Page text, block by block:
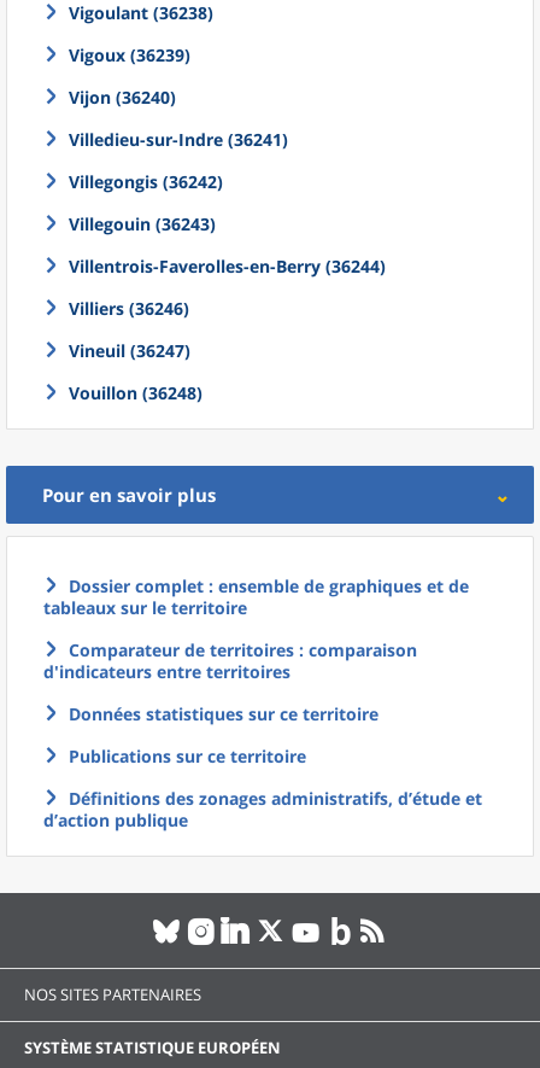
Vigoulant (36238)
Vigoux (36239)
Vijon (36240)
Villedieu-sur-Indre (36241)
Villegongis (36242)
Villegouin (36243)
Villentrois-Faverolles-en-Berry (36244)
Villiers (36246)
Vineuil (36247)
Vouillon (36248)
Pour en savoir plus
Dossier complet : ensemble de graphiques et de
tableaux sur le territoire
Comparateur de territoires : comparaison
d'indicateurs entre territoires
Données statistiques sur ce territoire
Publications sur ce territoire
Définitions des zonages administratifs, d’étude et
d’action publique
NOS SITES PARTENAIRES
SYSTÈME STATISTIQUE EUROPÉEN